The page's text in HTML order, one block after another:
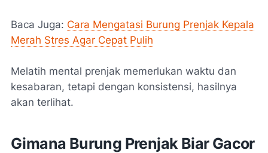
Baca Juga: Cara Mengatasi Burung Prenjak Kepala
Merah Stres Agar Cepat Pulih
Melatih mental prenjak memerlukan waktu dan
kesabaran, tetapi dengan konsistensi, hasilnya
akan terlihat.
Gimana Burung Prenjak Biar Gacor